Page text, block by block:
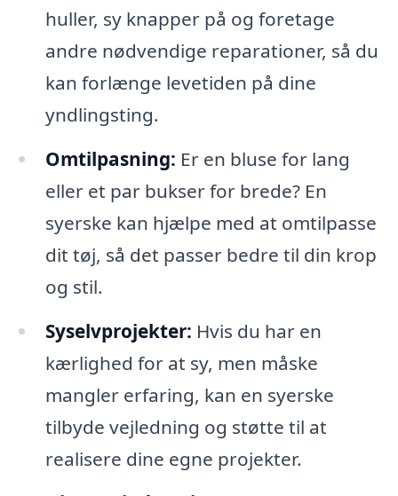
huller, sy knapper på og foretage
andre nødvendige reparationer, så du
kan forlænge levetiden på dine
yndlingsting.
Omtilpasning: Er en bluse for lang
eller et par bukser for brede? En
syerske kan hjælpe med at omtilpasse
dit tøj, så det passer bedre til din krop
og stil.
Syselvprojekter: Hvis du har en
kærlighed for at sy, men måske
mangler erfaring, kan en syerske
tilbyde vejledning og støtte til at
realisere dine egne projekter.